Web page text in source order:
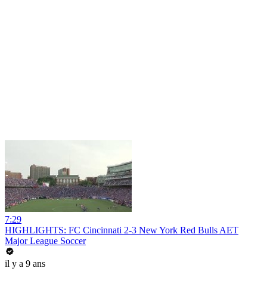
7:29
HIGHLIGHTS: FC Cincinnati 2-3 New York Red Bulls AET
Major League Soccer
il y a 9 ans